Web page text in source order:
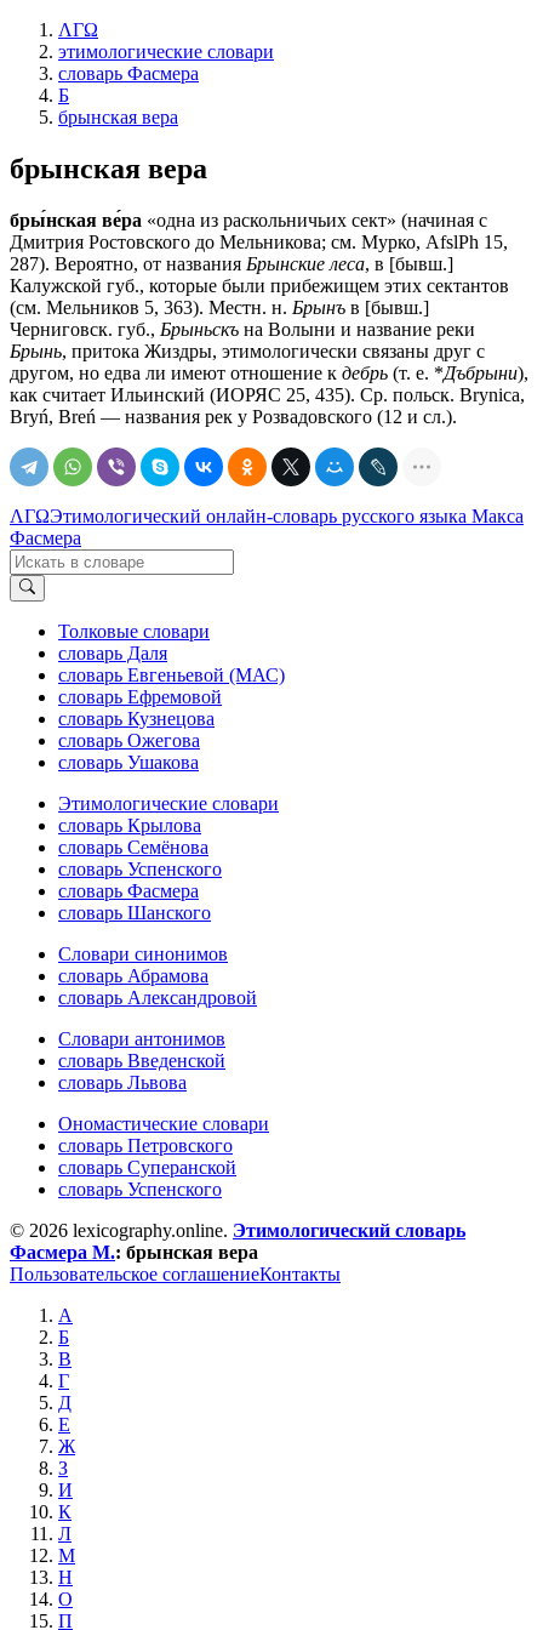
ΛΓΩ
этимологические словари
словарь Фасмера
Б
брынская вера
брынская вера
бры́нская ве́ра «одна из раскольничьих сект» (начиная с
Дмитрия Ростовского до Мельникова; см. Мурко, AfslPh 15,
287). Вероятно, от названия Брынские леса, в [бывш.]
Калужской губ., которые были прибежищем этих сектантов
(см. Мельников 5, 363). Местн. н. Брынъ в [бывш.]
Черниговск. губ., Брыньскъ на Волыни и название реки
Брынь, притока Жиздры, этимологически связаны друг с
другом, но едва ли имеют отношение к дебрь (т. е. *Дъбрыни),
как считает Ильинский (ИОРЯС 25, 435). Ср. польск. Brynica,
Bryń, Breń — названия рек у Розвадовского (12 и сл.).
ΛΓΩЭтимологический онлайн-словарь русского языка Макса
Фасмера
Толковые словари
словарь Даля
словарь Евгеньевой (МАС)
словарь Ефремовой
словарь Кузнецова
словарь Ожегова
словарь Ушакова
Этимологические словари
словарь Крылова
словарь Семёнова
словарь Успенского
словарь Фасмера
словарь Шанского
Словари синонимов
словарь Абрамова
словарь Александровой
Словари антонимов
словарь Введенской
словарь Львова
Ономастические словари
словарь Петровского
словарь Суперанской
словарь Успенского
© 2026 lexicography.online. Этимологический словарь
Фасмера М.: брынская вера
Пользовательское соглашениеКонтакты
А
Б
В
Г
Д
Е
Ж
З
И
К
Л
М
Н
О
П